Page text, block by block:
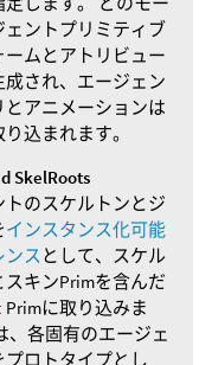
ェントプリミティブ
ムとアトリビュー
成され、エージェン
とアニメーションは
込まれます。
SkelRoots
トのスケルトンとジ
インスタンス化可能
ンス として、スケル
スキンPrimを含んだ
Primに取り込みま
、各固有のエージェ
プロトタイプとし